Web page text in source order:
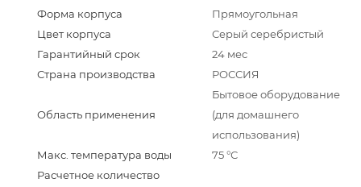
Форма корпуса
Прямоугольная
Цвет корпуса
Серый серебристый
Гарантийный срок
24 мес
Страна производства
РОССИЯ
Область применения
Бытовое оборудование
(для домашнего
использования)
Макс. температура воды
75 °С
Расчетное количество